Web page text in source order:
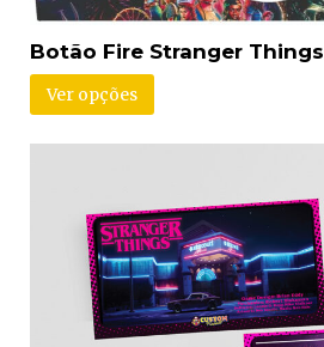
Botão Fire Stranger Things
Ver opções